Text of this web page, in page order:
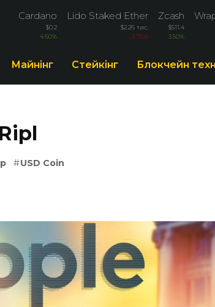
Cardano
$0.2
4.60%
Lido Staked Ether
$2.26 тис.
-3.76%
Zcash
$511.4
3.50%
Майнінг Стейкінг Блокчейн
USD Coin